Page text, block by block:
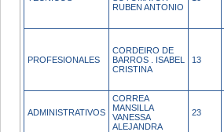
RUBEN ANTONIO
PROFESIONALES
CORDEIRO DE
BARROS . ISABEL
CRISTINA
13
ADMINISTRATIVOS
CORREA
MANSILLA
VANESSA
ALEJANDRA
23